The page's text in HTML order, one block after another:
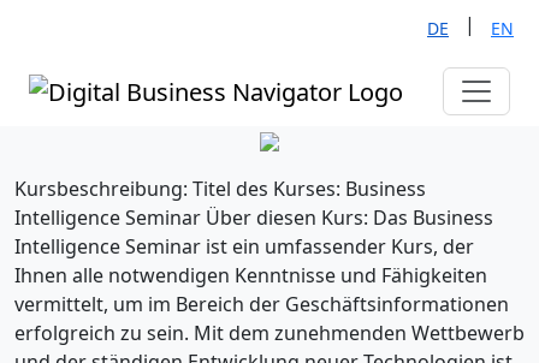
DE | EN
Kursbeschreibung: Titel des Kurses: Business
Intelligence Seminar Über diesen Kurs: Das Business
Intelligence Seminar ist ein umfassender Kurs, der
Ihnen alle notwendigen Kenntnisse und Fähigkeiten
vermittelt, um im Bereich der Geschäftsinformationen
erfolgreich zu sein. Mit dem zunehmenden Wettbewerb